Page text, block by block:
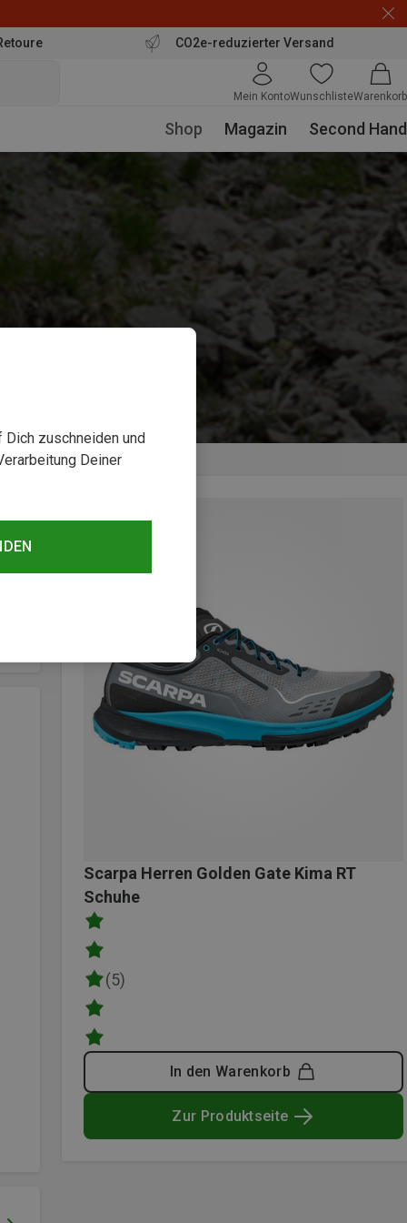
CO2e-reduzierter Versand
Mein KontoWunschlisteWarenkorb
Shop Magazin Second Hand
Scarpa Herren Golden Gate Kima RT
Schuhe
(5)
In den Warenkorb
Zur Produktseite
zuschneiden und
Deiner